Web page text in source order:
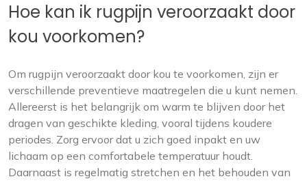
Hoe kan ik rugpijn veroorzaakt door
kou voorkomen?
Om rugpijn veroorzaakt door kou te voorkomen, zijn er
verschillende preventieve maatregelen die u kunt nemen.
Allereerst is het belangrijk om warm te blijven door het
dragen van geschikte kleding, vooral tijdens koudere
periodes. Zorg ervoor dat u zich goed inpakt en uw
lichaam op een comfortabele temperatuur houdt.
Daarnaast is regelmatig stretchen en het behouden van